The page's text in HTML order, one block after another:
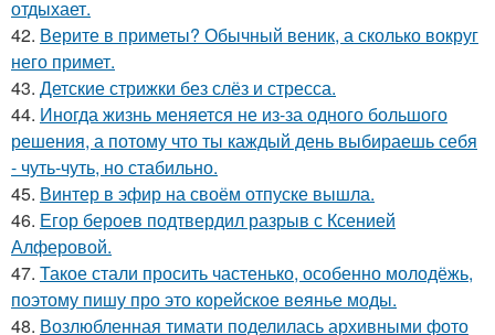
отдыхает.
42. Верите в приметы? Обычный веник, а сколько вокруг
него примет.
43. Детские стрижки без слёз и стресса.
44. Иногда жизнь меняется не из-за одного большого
решения, а потому что ты каждый день выбираешь себя
- чуть-чуть, но стабильно.
45. Винтер в эфир на своём отпуске вышла.
46. Егор бероев подтвердил разрыв с Ксенией
Алферовой.
47. Такое стали просить частенько, особенно молодёжь,
поэтому пишу про это корейское веянье моды.
48. Возлюбленная тимати поделилась архивными фото